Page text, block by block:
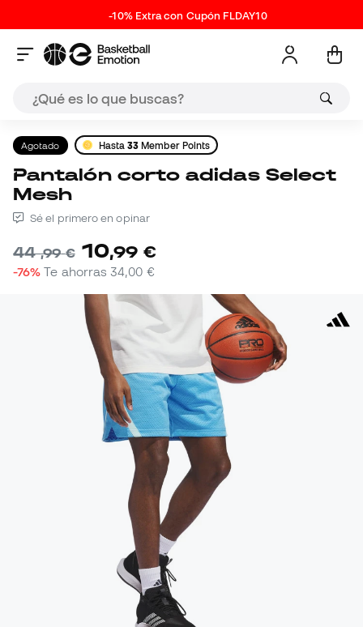
-10% Extra con Cupón FLDAY10
Agotado Hasta33 Member Points
Pantalón corto adidas Select
Mesh
Sé el primero en opinar
44,99 € 10,99 €
-76% Te ahorras34,00 €